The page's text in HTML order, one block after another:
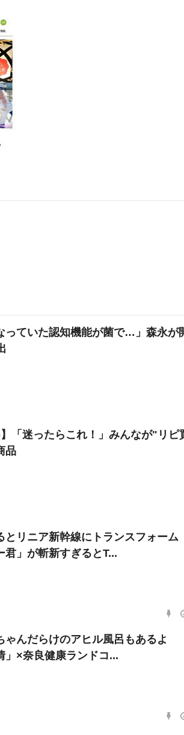
っていた認知機能が菌で…」森永が
】「迷ったらこれ！」みんなが"リ
品
とリニア新幹線にトランスフォー
君」が斬新すぎるとT...
ゃんだらけのアヒル風呂もあるよ
」×奈良健康ランドコ...